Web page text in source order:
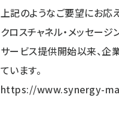
上記のようなご要望にお応
クロスチャネル・メッセー
サービス提供開始以来、企
ています。
https://www.synergy-